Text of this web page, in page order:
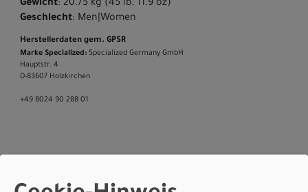
Gewicht: 20.75 kg (45 lb, 11.9 oz)
Geschlecht: Men|Women
Herstellerdaten gem. GPSR
Marke Specialized: Specialized Germany GmbH
Hauptstr. 4
D-83607 Holzkirchen
+49 8024 90 288 01